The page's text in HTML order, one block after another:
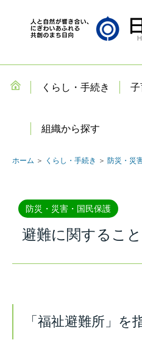
くらし・手続き 子
組織から探す
ホーム ＞ くらし・手続き ＞ 防災・災
防災・災害・国民保護
避難に関すること
「福祉避難所」